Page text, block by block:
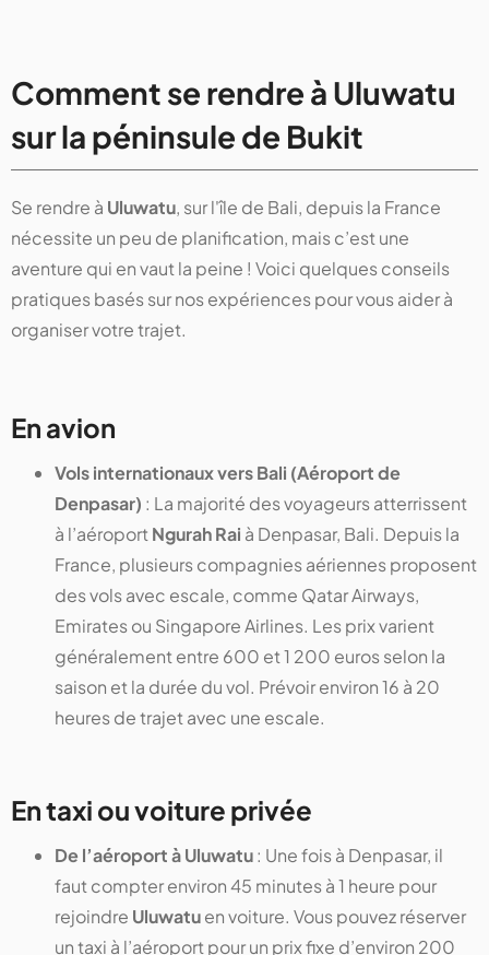
Comment se rendre à Uluwatu
sur la péninsule de Bukit
Se rendre à Uluwatu, sur l'île de Bali, depuis la France
nécessite un peu de planification, mais c’est une
aventure qui en vaut la peine ! Voici quelques conseils
pratiques basés sur nos expériences pour vous aider à
organiser votre trajet.
En avion
Vols internationaux vers Bali (Aéroport de
Denpasar) : La majorité des voyageurs atterrissent
à l’aéroportNgurah Rai à Denpasar, Bali. Depuis la
France, plusieurs compagnies aériennes proposent
des vols avec escale, comme Qatar Airways,
Emirates ou Singapore Airlines. Les prix varient
généralement entre 600 et 1 200 euros selon la
saison et la durée du vol. Prévoir environ 16 à 20
heures de trajet avec une escale.
En taxi ou voiture privée
De l’aéroport à Uluwatu: Une fois à Denpasar, il
faut compter environ 45 minutes à 1 heure pour
rejoindre Uluwatuen voiture. Vous pouvez réserver
un taxi à l’aéroport pour un prix fixe d’environ 200